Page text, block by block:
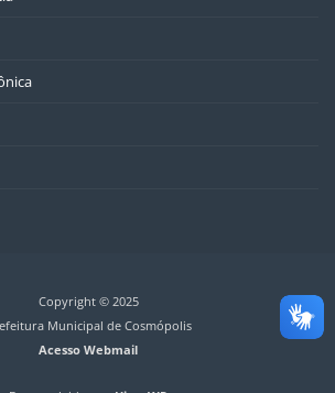
Copyright © 2025
Municipal de Cosmópolis
Acesso Webmail